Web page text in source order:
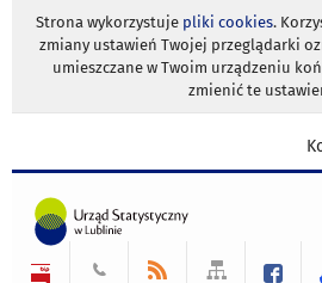
Strona wykorzystuje pliki cookies.
zmiany ustawień Twojej przeglądarki
umieszczane w Twoim urządzeniu
zmienić te